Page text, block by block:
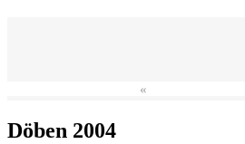
«
Döben 2004